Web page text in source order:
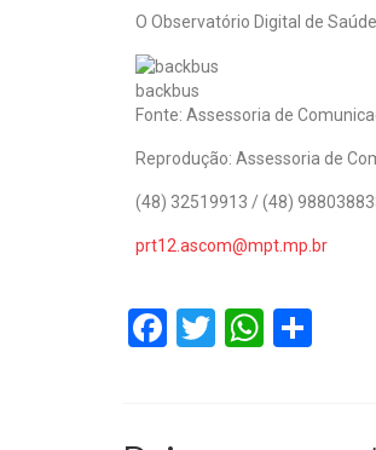
O Observatório Digital de
backbus
Fonte: Assessoria de
Reprodução: Assessoria de
(48) 32519913 / (48)
prt12.ascom@mpt.mp.br
Facebook
Twitter